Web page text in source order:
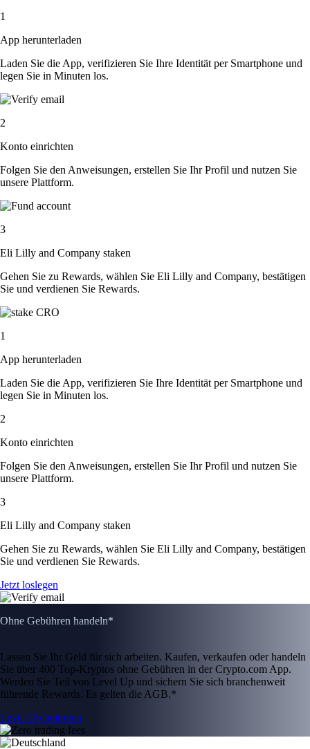
1
App herunterladen
Laden Sie die App, verifizieren Sie Ihre Identität per Smartphone und
legen Sie in Minuten los.
2
Konto einrichten
Folgen Sie den Anweisungen, erstellen Sie Ihr Profil und nutzen Sie
unsere Plattform.
3
Eli Lilly and Company staken
Gehen Sie zu Rewards, wählen Sie Eli Lilly and Company, bestätigen
Sie und verdienen Sie Rewards.
1
App herunterladen
Laden Sie die App, verifizieren Sie Ihre Identität per Smartphone und
legen Sie in Minuten los.
2
Konto einrichten
Folgen Sie den Anweisungen, erstellen Sie Ihr Profil und nutzen Sie
unsere Plattform.
3
Eli Lilly and Company staken
Gehen Sie zu Rewards, wählen Sie Eli Lilly and Company, bestätigen
Sie und verdienen Sie Rewards.
Jetzt loslegen
Ohne Gebühren handeln*
Lassen Sie Ihr Geld für sich arbeiten. Kaufen, verkaufen oder handeln
Sie über 400 Top-Kryptos ohne Gebühren in der Crypto.com App.
Werden Sie Teil von Level Up und sichern Sie sich branchenweit
führende Rewards. Es gelten die AGB.*
Level Up beitreten